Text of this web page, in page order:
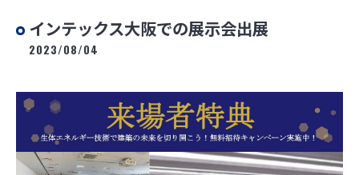
インテックス大阪での展示会出展
2023/08/04